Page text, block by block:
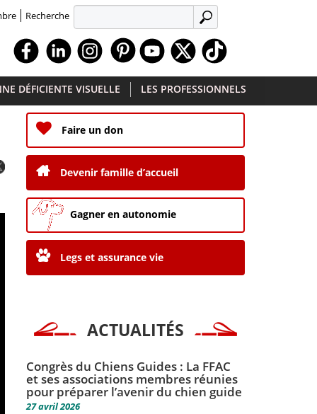
Recherche APPLIQUER
FacebookLinkedin Instagram Youtube
DÉFICIENTE VISUELLE LES PROFESSIONNELS
Faire un don
Devenir famille d’accueil
Gagner en autonomie
Legs et assurance vie
ACTUALITÉS
Congrès du Chiens Guides : La FFAC
et ses associations membres réunies
pour préparer l’avenir du chien guide
27 avril 2026